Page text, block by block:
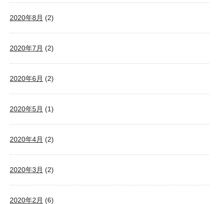
2020年8月 (2)
2020年7月 (2)
2020年6月 (2)
2020年5月 (1)
2020年4月 (2)
2020年3月 (2)
2020年2月 (6)